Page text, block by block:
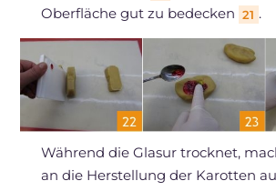
Oberfläche gut zu bedecken 21 .
Während die Glasur trocknet,
an die Herstellung der Karotten